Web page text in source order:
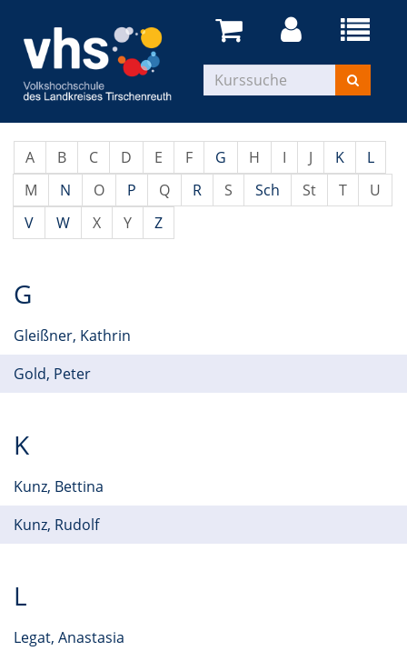
A B C D E F G H I J K
L
M
N O P Q R S Sch St T
U
V
W X Y Z
G
Gleißner, Kathrin
Gold, Peter
K
Kunz, Bettina
Kunz, Rudolf
L
Legat, Anastasia